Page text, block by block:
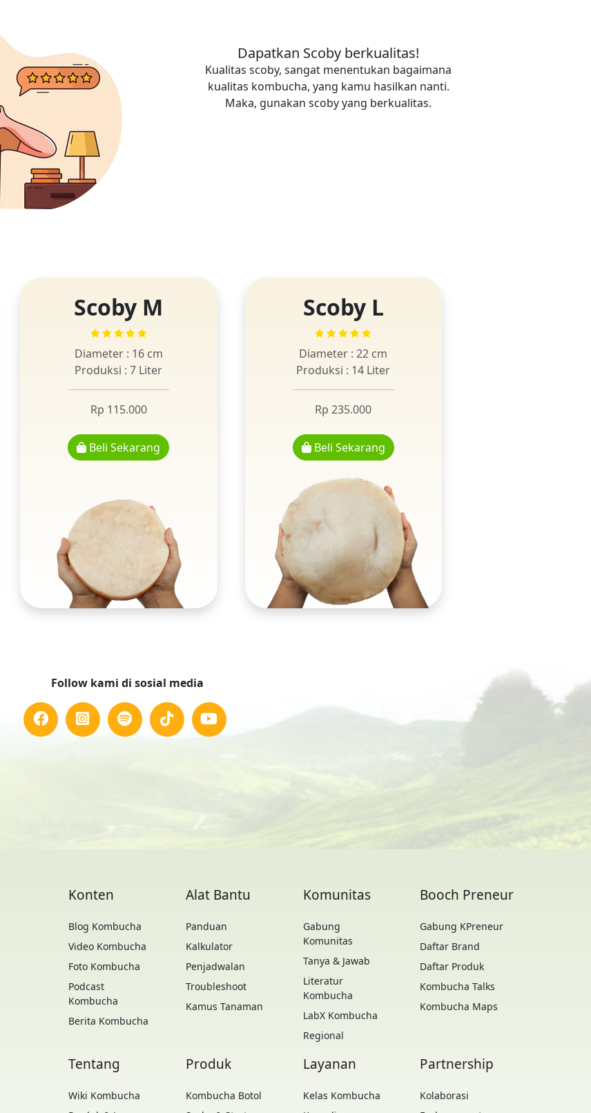
Dapatkan Scoby berkualitas!
Kualitas scoby, sangat menentukan bagaimana
kualitas kombucha, yang kamu hasilkan nanti.
Maka, gunakan scoby yang berkualitas.
Scoby M
Diameter : 16 cm
Produksi : 7 Liter
Rp 115.000
Beli Sekarang
Scoby L
Diameter : 22 cm
Produksi : 14 Liter
Rp 235.000
Beli Sekarang
Follow kami di sosial media
Konten
Blog Kombucha
Video Kombucha
Foto Kombucha
Podcast
Kombucha
Berita Kombucha
Alat Bantu
Panduan
Kalkulator
Penjadwalan
Troubleshoot
Kamus Tanaman
Komunitas
Gabung
Komunitas
Tanya & Jawab
Literatur
Kombucha
LabX Kombucha
Regional
Booch Preneur
Gabung KPreneur
Daftar Brand
Daftar Produk
Kombucha Talks
Kombucha Maps
Tentang
Wiki Kombucha
Produk
Kombucha Botol
Layanan
Kelas Kombucha
Partnership
Kolaborasi